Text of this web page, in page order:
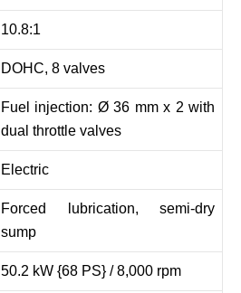
10.8:1
DOHC, 8 valves
Fuel injection: Ø 36 mm x 2 with
dual throttle valves
Electric
Forced lubrication, semi‑dry
sump
50.2 kW {68 PS} / 8,000 rpm